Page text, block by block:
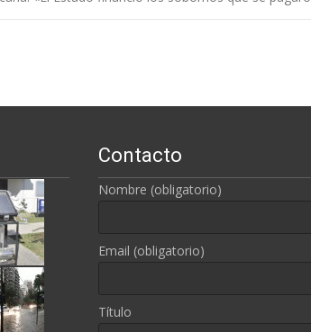
Contacto
Nombre (obligatorio)
Email (obligatorio)
Título